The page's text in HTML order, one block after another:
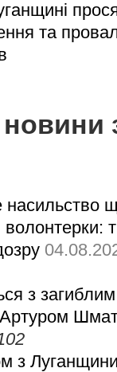
та
насильство
волонтерки:
з загиблим
Артуром
з